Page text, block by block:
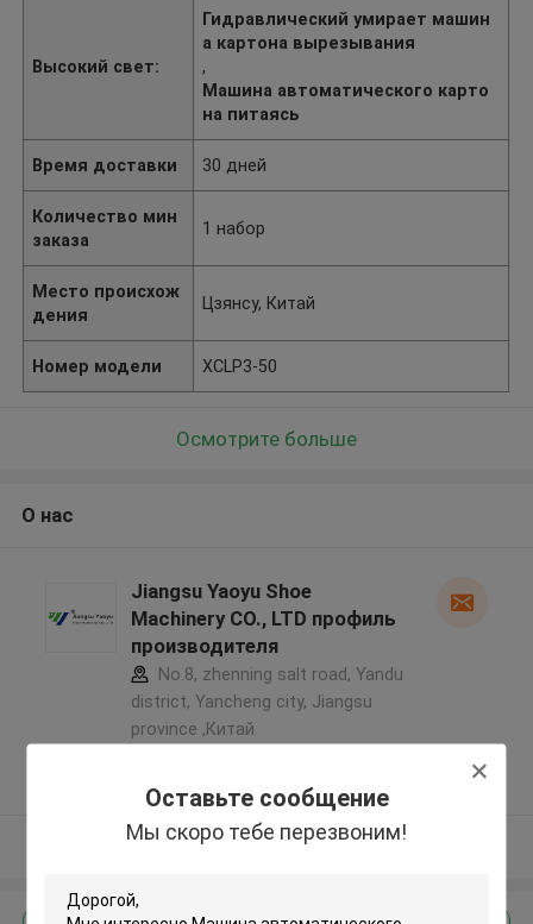
Оставьте сообщение
Мы скоро тебе перезвоним!
Высокий свет:
Гидравлический умирает машин
а картона вырезывания
,
Машина автоматического карто
на питаясь
Время доставки 30 дней
Количество мин
заказа
1 набор
Место происхож
дения
Цзянсу, Китай
Номер модели XCLP3-50
Осмотрите больше
О нас
Jiangsu Yaoyu Shoe
Machinery CO., LTD профиль
производителя
No.8, zhenning salt road, Yandu
district, Yancheng city, Jiangsu
province ,Китай
Подтверженный
поставщик
Осмотрите больше